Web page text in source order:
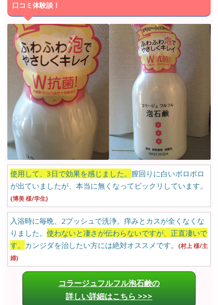
口コミ体験談！
使用して、3日で効果を感じました。 膣回りに白いポロポロ
が出ていましたが、本当に無くなってビックリしています。
(博美 様/学生)
入浴時に毎晩、2プッシュで洗浄。痒みとカスが全くなくな
りました。 使わないと凄さが伝わらないですが、正直凄いで
す。 カンジダを治したい方には絶対オススメです。
(村上 様/主
婦)
コラージュフルフル泡石鹸の
詳しい詳細はこちら >>>